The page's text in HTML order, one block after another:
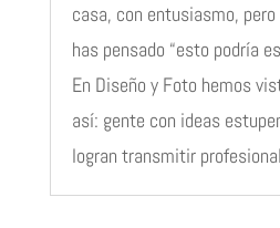
casa, con entusiasmo,
has pensado “esto podría
En Diseño y Foto hemos
así: gente con ideas
logran transmitir